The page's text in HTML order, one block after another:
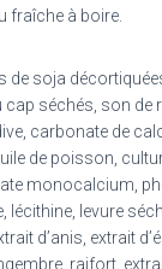
fraîche à boire.
de soja
séchés, son de
carbonate de
de poisson,
monocalcium,
levure
d’anis, extrait
raifort,